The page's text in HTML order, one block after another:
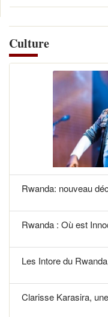
Culture
Rwanda: nouveau
Rwanda : Où est
Les Intore du
Clarisse Karasira,